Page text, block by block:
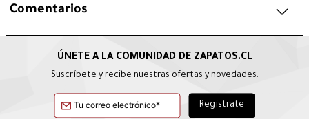
Comentarios
Suscríbete y recibe nuestras ofertas y novedades.